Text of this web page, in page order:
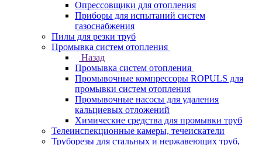
Опрессовщики для отопления
Приборы для испытаний систем
газоснабжения
Пилы для резки труб
Промывка систем отопления
Назад
Промывка систем отопления
Промывочные компрессоры ROPULS для
промывки систем отопления
Промывочные насосы для удаления
кальциевых отложений
Химические средства для промывки труб
Телеинспекционные камеры, течеискатели
Труборезы для стальных и нержавеющих труб,